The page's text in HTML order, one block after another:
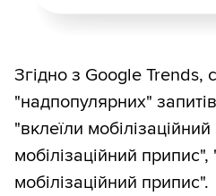
Згідно з Google Trends,
"надпопулярних"
"вклеїли
мобілізаційний
мобілізаційний припис".